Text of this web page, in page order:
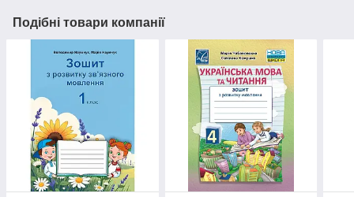
Подібні товари компанії